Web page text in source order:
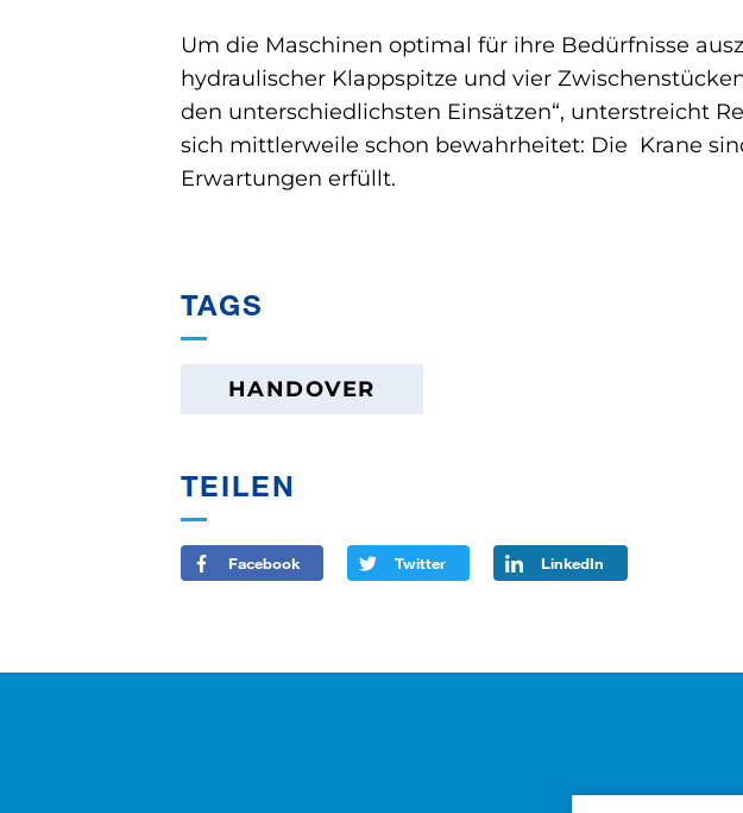
Um die Maschinen optimal für ihre Bedürfnisse
hydraulischer Klappspitze und vier
den unterschiedlichsten Einsätzen“, unterstreicht
sich mittlerweile schon bewahrheitet: Die Krane
Erwartungen erfüllt.
TAGS
HANDOVER
TEILEN
Facebook Twitter LinkedIn